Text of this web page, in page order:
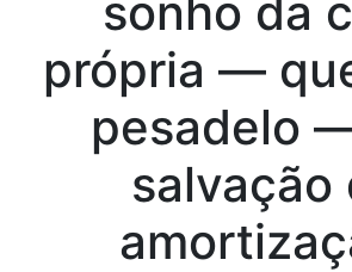
sonho da
própria —
pesadelo
salvação